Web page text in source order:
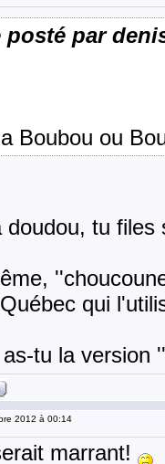
posté par
Boubou ou
doudou, tu files
qui
tu la version
2012 à 00:14
marrant!